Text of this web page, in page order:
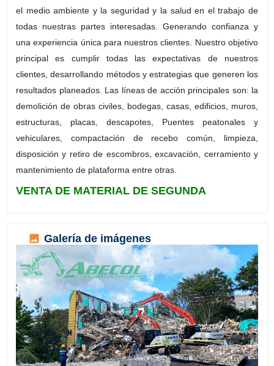
el medio ambiente y la seguridad y la salud en el trabajo de
todas nuestras partes interesadas. Generando confianza y
una experiencia única para nuestros clientes. Nuestro objetivo
principal es cumplir todas las expectativas de nuestros
clientes, desarrollando métodos y estrategias que generen los
resultados planeados. Las líneas de acción principales son: la
demolición de obras civiles, bodegas, casas, edificios, muros,
estructuras, placas, descapotes, Puentes peatonales y
vehiculares, compactación de recebo común, limpieza,
disposición y retiro de escombros, excavación, cerramiento y
mantenimiento de plataforma entre otras.
VENTA DE MATERIAL DE SEGUNDA
Galería de imágenes